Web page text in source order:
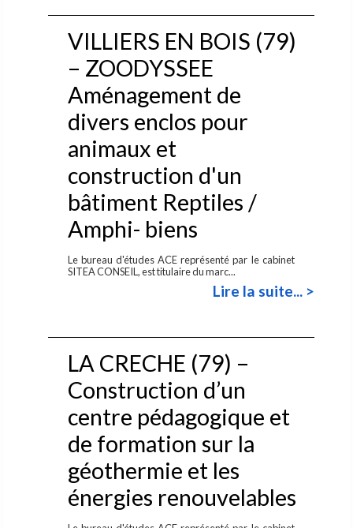
VILLIERS EN BOIS (79)
– ZOODYSSEE
Aménagement de
divers enclos pour
animaux et
construction d'un
bâtiment Reptiles /
Amphi- biens
Le bureau d'études ACE représenté par le cabinet
SITEA CONSEIL, est titulaire du marc...
Lire la suite... >
LA CRECHE (79) –
Construction d’un
centre pédagogique et
de formation sur la
géothermie et les
énergies renouvelables